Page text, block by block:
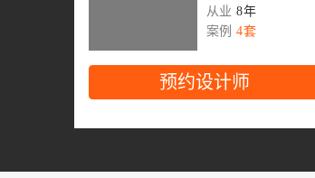
从业 8年
案例 4套
预约设计师
高雄
级别 设计总监